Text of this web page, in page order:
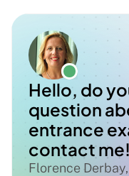
Hello, do
question
entrance
contact me!
Florence